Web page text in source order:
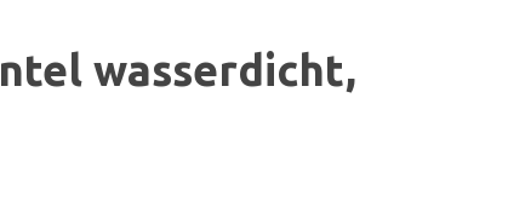
wasserdicht,